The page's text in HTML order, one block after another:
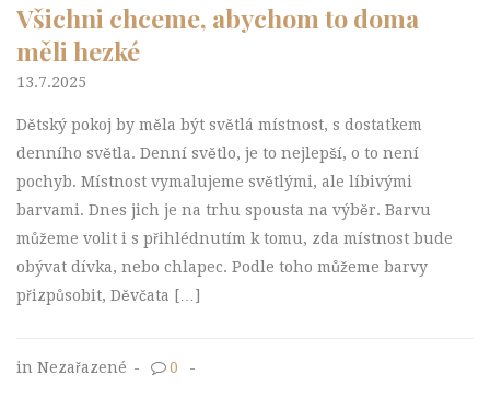
Všichni chceme, abychom to doma
měli hezké
13.7.2025
Dětský pokoj by měla být světlá místnost, s dostatkem
denního světla. Denní světlo, je to nejlepší, o to není
pochyb. Místnost vymalujeme světlými, ale líbivými
barvami. Dnes jich je na trhu spousta na výběr. Barvu
můžeme volit i s přihlédnutím k tomu, zda místnost bude
obývat dívka, nebo chlapec. Podle toho můžeme barvy
přizpůsobit, Děvčata […]
in Nezařazené - 0 -